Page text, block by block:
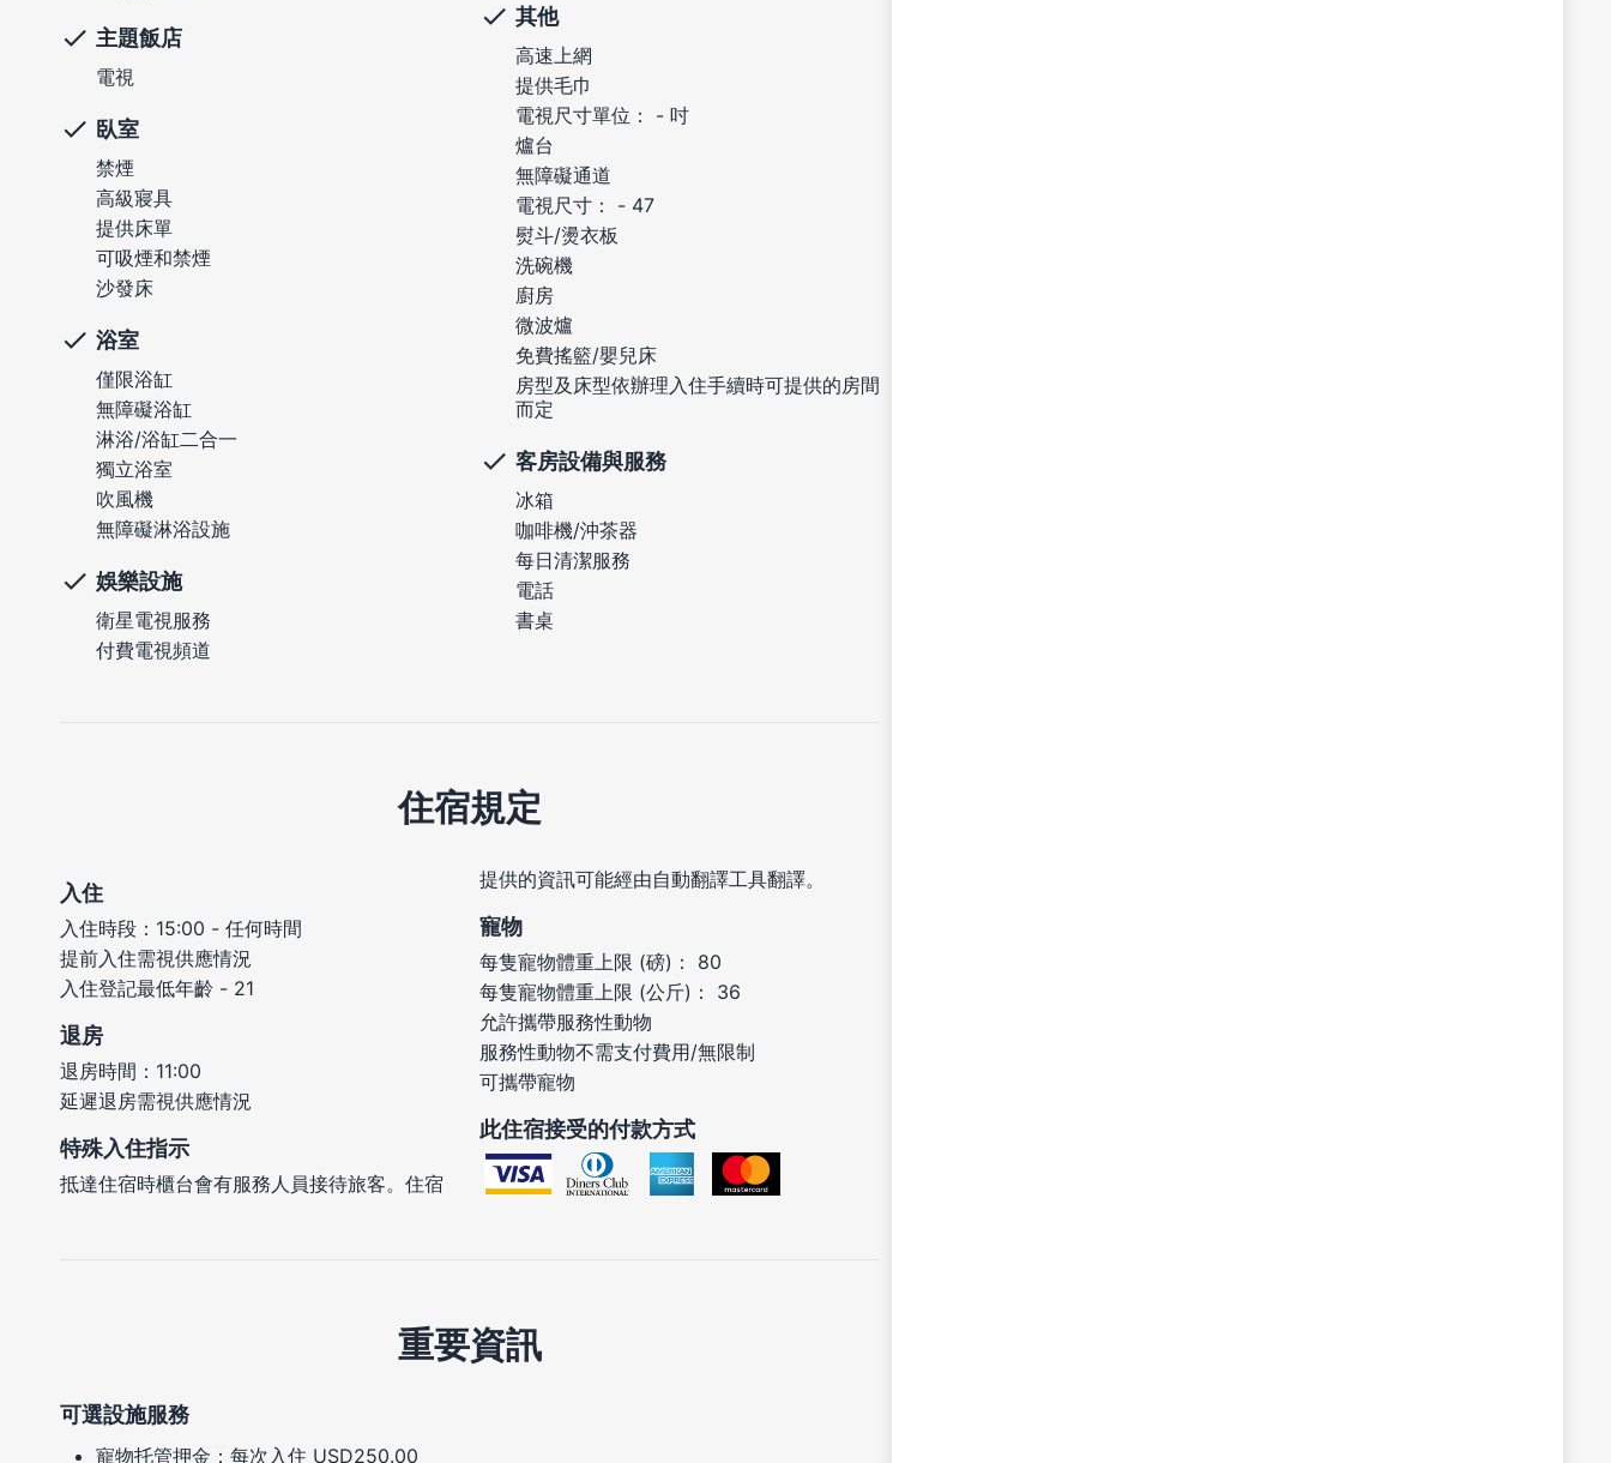
主題飯店
電視
臥室
禁煙
高級寢具
提供床單
可吸煙和禁煙
沙發床
浴室
僅限浴缸
無障礙浴缸
淋浴/浴缸二合一
獨立浴室
吹風機
無障礙淋浴設施
娛樂設施
衛星電視服務
付費電視頻道
其他
高速上網
提供毛巾
電視尺寸單位： - 吋
爐台
無障礙通道
電視尺寸： - 47
熨斗/燙衣板
洗碗機
廚房
微波爐
免費搖籃/嬰兒床
房型及床型依辦理入住手續時可提供的房間
而定
客房設備與服務
冰箱
咖啡機/沖茶器
每日清潔服務
電話
書桌
住宿規定
入住
入住時段：15:00 - 任何時間
提前入住需視供應情況
入住登記最低年齡 - 21
退房
退房時間：11:00
延遲退房需視供應情況
特殊入住指示
抵達住宿時櫃台會有服務人員接待旅客。住宿
提供的資訊可能經由自動翻譯工具翻譯。
寵物
每隻寵物體重上限 (磅)： 80
每隻寵物體重上限 (公斤)： 36
允許攜帶服務性動物
服務性動物不需支付費用/無限制
可攜帶寵物
此住宿接受的付款方式
重要資訊
可選設施服務
寵物托管押金：每次入住 USD250.00